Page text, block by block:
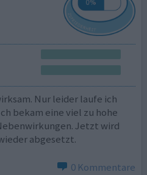
Nur leider laufe ich
bekam eine viel zu hohe
Jetzt wird
abgesetzt.
0 Kommentare